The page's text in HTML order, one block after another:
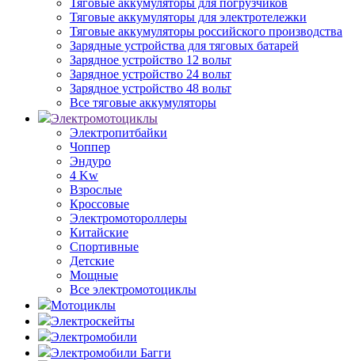
Тяговые аккумуляторы для погрузчиков
Тяговые аккумуляторы для электротележки
Тяговые аккумуляторы российского производства
Зарядные устройства для тяговых батарей
Зарядное устройство 12 вольт
Зарядное устройство 24 вольт
Зарядное устройство 48 вольт
Все тяговые аккумуляторы
Электромотоциклы
Электропитбайки
Чоппер
Эндуро
4 Kw
Взрослые
Кроссовые
Электромотороллеры
Китайские
Спортивные
Детские
Мощные
Все электромотоциклы
Мотоциклы
Электроскейты
Электромобили
Электромобили Багги